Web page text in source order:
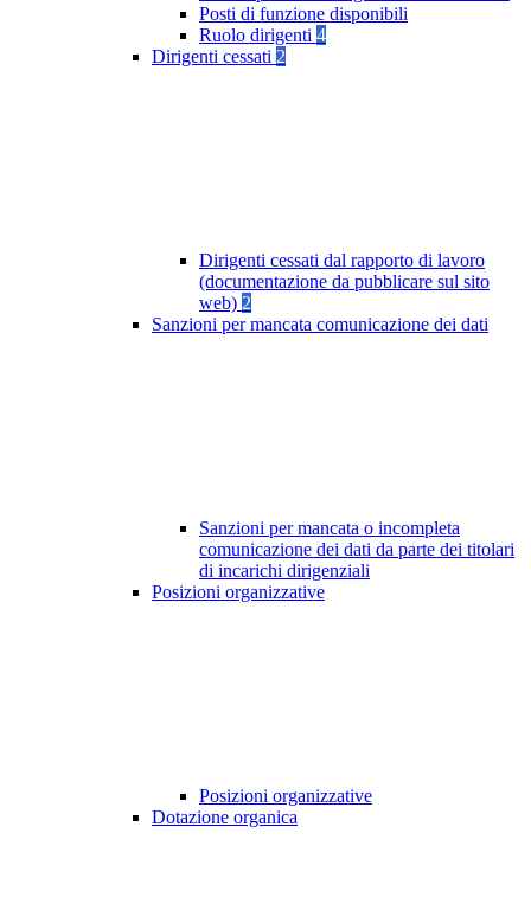
Posti di funzione disponibili
Ruolo dirigenti 4
Dirigenti cessati 2
Dirigenti cessati dal rapporto di lavoro
(documentazione da pubblicare sul sito
web) 2
Sanzioni per mancata comunicazione dei dati
Sanzioni per mancata o incompleta
comunicazione dei dati da parte dei titolari
di incarichi dirigenziali
Posizioni organizzative
Posizioni organizzative
Dotazione organica